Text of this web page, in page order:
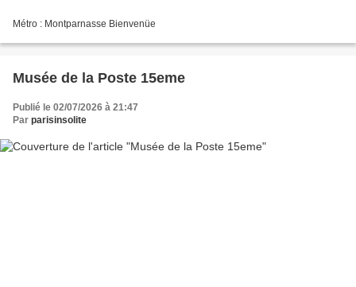
Métro : Montparnasse Bienvenüe
Musée de la Poste 15eme
Publié le 02/07/2026 à 21:47
Par parisinsolite